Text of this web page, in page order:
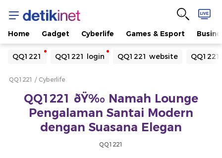
Home Gadget Cyberlife Games & Esport
QQ1221 QQ1221 login QQ1221 website
Yang sedang ramai dicari
Loading...
Terakhir yang dicari
Loading...
QQ1221 Cyberlife
QQ1221 ðŸ‰ Namah Lounge
Pengalaman Santai Modern
dengan Suasana Elegan
QQ1221